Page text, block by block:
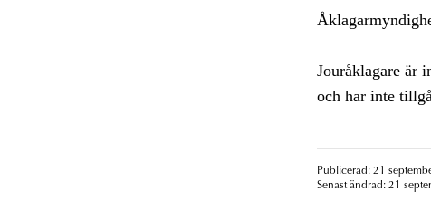
Jouråklagare är
och har inte
Publicerad: 21
Senast ändrad: 21